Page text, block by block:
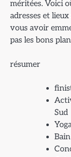
méritées. Voici
adresses et
vous avoir
pas les bons
résumer
Sud